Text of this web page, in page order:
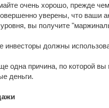
очень хорошо, прежде
уверены, что ваши
вы получите
инвесторы должны
одна причина, по которой
деньги.